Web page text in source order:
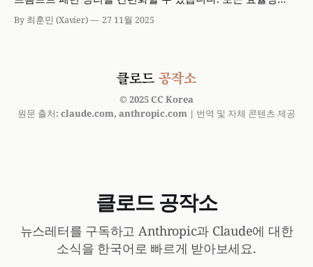
제어, 시스템 프롬프트 민감도 조정, 비전 및 코딩 작업 시의
명시적 지시 사항에 대해 이해하고 신속한 도입을 위한
By 최훈민 (Xavier) 27 11월 2025
© 2025 CC Korea
원문 출처: claude.com, anthropic.com | 번역 및 자체 콘텐츠 제공
클로드 공작소
뉴스레터를 구독하고 Anthropic과 Claude에 대한
소식을 한국어로 빠르게 받아보세요.